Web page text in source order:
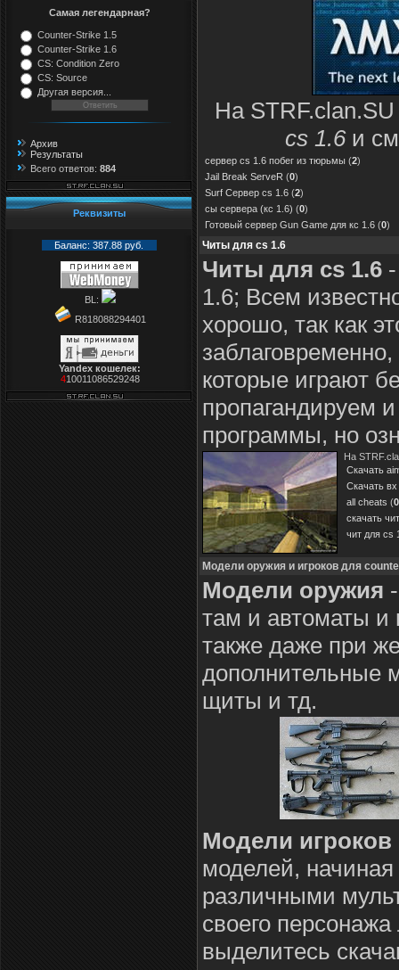
Самая легендарная?
Counter-Strike 1.5
Counter-Strike 1.6
CS: Condition Zero
CS: Source
Другая версия...
Архив
Результаты
Всего ответов: 884
Реквизиты
Баланс: 387.88 руб.
BL:
R818088294401
Yandex кошелек:
410011086529248
На
cs 1.6и
сервер cs 1.6 побег из тюрьмы (2)
Jail Break ServeR (0)
Surf Сервер cs 1.6 (2)
сы сервера (кс 1.6) (0)
Готовый сервер Gun Game для кс 1.6 (0)
Читы для cs 1.6
Читы для cs 1.6
1.6; Всем
хорошо, так как
которые играют
пропагандируем
программы, но
На
Скачать
Cкачать
all cheats (0
скачать
чит для cs
Модели оружия и игроков для
Модели оружия
там и автоматы и
также даже при
дополнительные
щиты и тд.
Модели игроков
моделей,
различными
своего
выделитесь